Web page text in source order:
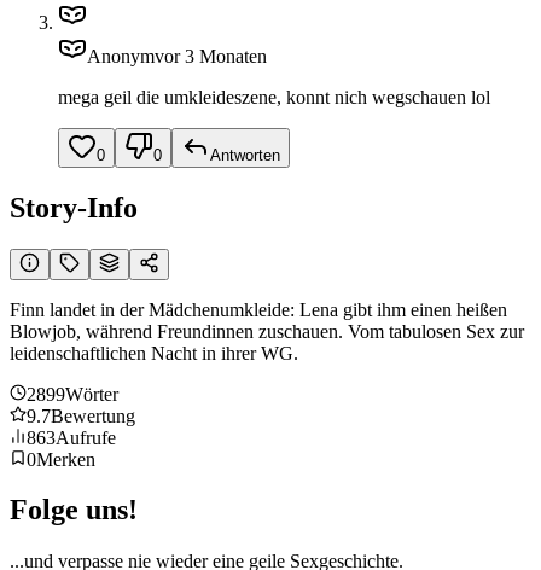
Anonymvor 3 Monaten
mega geil die umkleideszene, konnt nich wegschauen lol
0 0 Antworten
Story-Info
Finn landet in der Mädchenumkleide: Lena gibt ihm einen heißen
Blowjob, während Freundinnen zuschauen. Vom tabulosen Sex zur
leidenschaftlichen Nacht in ihrer WG.
2899Wörter
9.7Bewertung
863Aufrufe
0Merken
Folge uns!
...und verpasse nie wieder eine geile Sexgeschichte.